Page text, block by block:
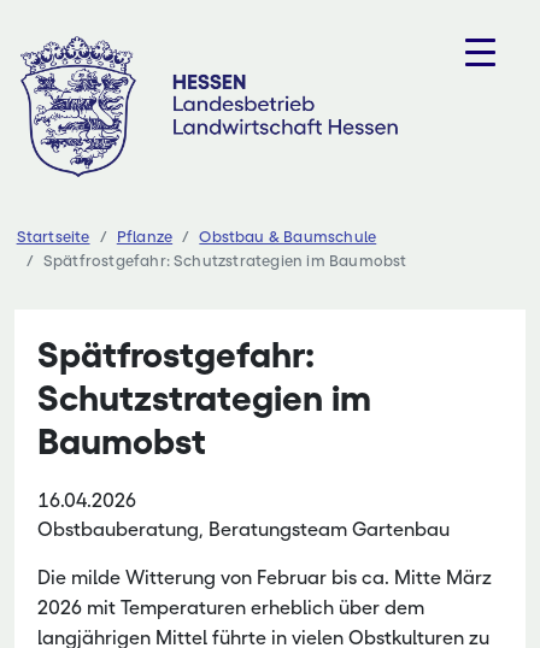
Inhalt
springen
Startseite Pflanze
Obstbau & Baumschule
Spätfrostgefahr: Schutzstrategien im Baumobst
Spätfrostgefahr:
Schutzstrategien im
Baumobst
16.04.2026
Obstbauberatung, Beratungsteam Gartenbau
Die milde Witterung von Februar bis ca. Mitte März
2026 mit Temperaturen erheblich über dem
langjährigen Mittel führte in vielen Obstkulturen zu